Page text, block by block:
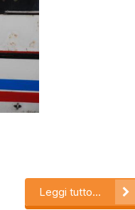
Leggi tutto...